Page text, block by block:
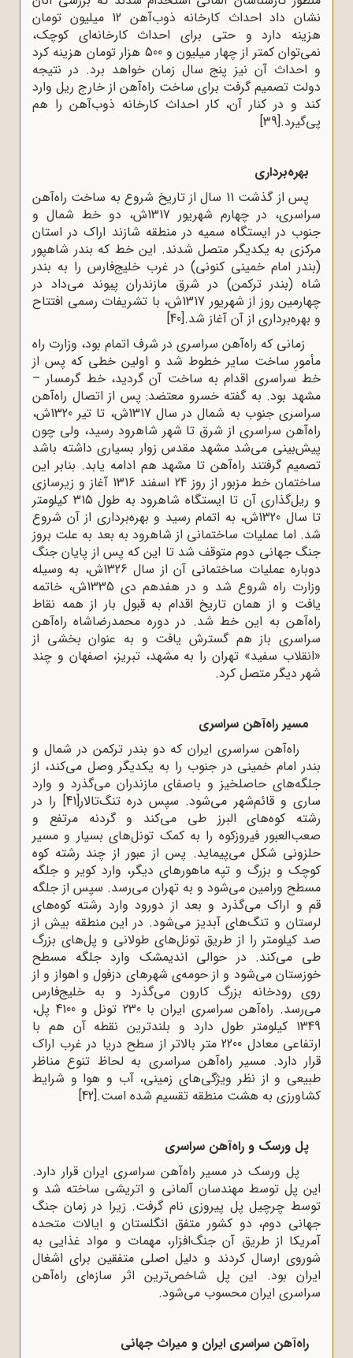
نشان داد احداث کارخانه ذوب‌آهن 12 میلیون تومان
هزینه دارد و حتی برای احداث کارخانه‌ای کوچک،
نمی‌توان کمتر از چهار میلیون و 500 هزار تومان هزینه کرد
و احداث آن نیز پنج سال زمان خواهد برد. در نتیجه
دولت تصمیم گرفت برای ساخت راه‌آهن از خارج ریل وارد
کند و در کنار آن، کار احداث کارخانه ذوب‌آهن را هم
پی‌گیرد.[39]
بهره‌برداری
پس از گذشت 11 سال از تاریخ شروع به ساخت راه‌آهن
سراسری، در چهارم شهریور 1317ش، دو خط شمال و
جنوب در ایستگاه سمیه در منطقه شازند اراک در استان
مرکزی به یکدیگر متصل شدند. این خط که بندر شاهپور
(بندر امام خمینی کنونی) در غرب خلیج‌فارس را به بندر
شاه (بندر ترکمن) در شرق مازندران پیوند می‌داد در
چهارمین روز از شهریور 1317ش، با تشریفات رسمی افتتاح
و بهره‌برداری از آن آغاز شد.[40]
زمانی که راه‌آهن سراسری در شرف اتمام بود، وزارت راه
مأمورِ ساخت سایر خطوط شد و اولین خطی که پس از
خط سراسری اقدام به ساخت آن گردید، خط گرمسار –
مشهد بود. به گفته خسرو معتضد: پس از اتصال راه‌آهن
سراسری جنوب به شمال در سال 1317ش، تا تیر 1320ش،
راه‌آهن سراسری از شرق تا شهر شاهرود رسید، ولی چون
پیش‌بینی می‌شد مشهد مقدس زوار بسیاری داشته باشد
تصمیم گرفتند راه‌آهن تا مشهد هم ادامه یابد. بنابر این
ساختمان خط مزبور از روز 24 اسفند 1316 آغاز و زیرسازی
و ریل‌گذاری آن تا ایستگاه شاهرود به طول 315 کیلومتر
تا سال 1320ش، به اتمام رسید و بهره‌برداری از آن شروع
شد. اما عملیات ساختمانی از شاهرود به بعد به علت بروز
جنگ جهانی دوم متوقف شد تا این که پس از پایان جنگ
دوباره عملیات ساختمانی آن از سال 1326ش، به وسیله
وزارت راه شروع شد و در هفدهم دی 1335ش، خاتمه
یافت و از همان تاریخ اقدام به قبول بار از همه نقاط
راه‌آهن به این خط شد. در دوره محمدرضاشاه راه‌آهن
سراسری باز هم گسترش یافت و به عنوان بخشی از
«انقلاب سفید» تهران را به مشهد، تبریز، اصفهان و چند
شهر دیگر متصل کرد.
مسیر راه‌آهن سراسری
راه‌آهن سراسری ایران که دو بندر ترکمن در شمال و
بندر امام خمینی در جنوب را به یکدیگر وصل می‌کند، از
جلگه‌های حاصلخیز و باصفای مازندران می‌گذرد و وارد
ساری و قائم‌شهر می‌شود. سپس دره تنگ‌تالار[41]
را در
رشته کوه‌های البرز طی می‌کند و گردنه مرتفع و
صعب‌العبور فیروزکوه را به کمک تونل‌های بسیار و مسیر
حلزونی شکل می‌پیماید. پس از عبور از چند رشته کوه
کوچک و بزرگ و تپه ماهورهای دیگر، وارد کویر و جلگه
مسطح ورامین می‌شود و به تهران می‌رسد. سپس از جلگه
قم و اراک می‌گذرد و بعد از دورود وارد رشته کوه‌های
لرستان و تنگ‌های آبدیز می‌شود. در این منطقه بیش از
صد کیلومتر را از طریق تونل‌های طولانی و پل‌های بزرگ
طی می‌کند. در حوالی اندیمشک وارد جلگه مسطح
خوزستان می‌شود و از حومه‌ی شهرهای دزفول و اهواز و از
روی رودخانه بزرگ کارون می‌گذرد و به خلیج‌فارس
می‌رسد. راه‌آهن سراسری ایران با 230 تونل و 4100 پل،
1349 کیلومتر طول دارد و بلندترین نقطه آن هم با
ارتفاعی معادل 2200 متر بالاتر از سطح دریا در غرب اراک
قرار دارد. مسیر راه‌آهن سراسری به لحاظ تنوع مناظر
طبیعی و از نظر ویژگی‌های زمینی، آب و هوا و شرایط
کشاورزی به هشت منطقه تقسیم شده است.[42]
پل ورسک و راه‌آهن سراسری
پل ورسک در مسیر راه‌آهن سراسری ایران قرار دارد.
این پل توسط مهندسان آلمانی و اتریشی ساخته شد و
توسط چرچیل پل پیروزی نام گرفت. زیرا در زمان جنگ
جهانی دوم، دو کشور متفق انگلستان و ایالات متحده
آمریکا از طریق آن جنگ‌افزار، مهمات و مواد غذایی به
شوروی ارسال ‌کردند و دلیل اصلی متفقین برای اشغال
ایران بود. این پل شاخص‌ترین اثر سازه‌ای راه‌آهن
سراسری ایران محسوب می‌شود.
راه‌آهن سراسری ایران و میراث جهانی